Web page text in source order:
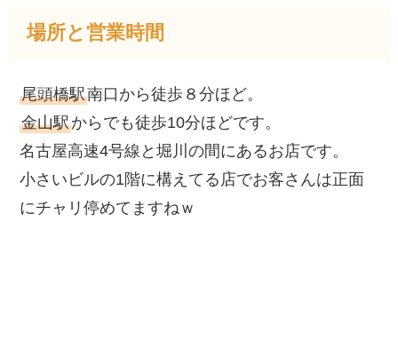
場所と営業時間
尾頭橋駅南口から徒歩８分ほど。
金山駅からでも徒歩10分ほどです。
名古屋高速4号線と堀川の間にあるお店です。
小さいビルの1階に構えてる店でお客さんは正面
にチャリ停めてますねｗ